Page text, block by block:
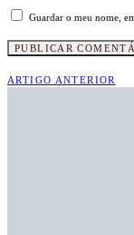
Guardar o meu nome,
ARTIGO ANTERIOR